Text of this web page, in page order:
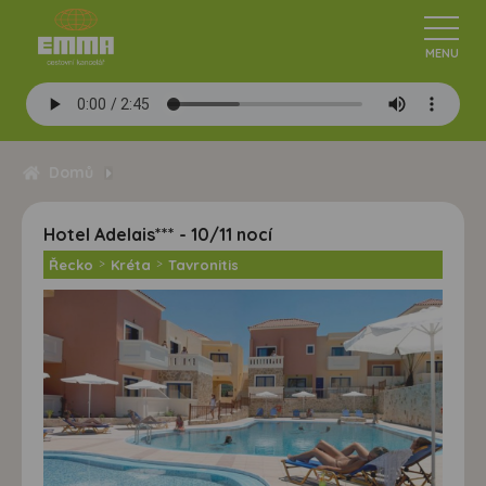
Hotel Adelais*** - 10/11 nocí
Řecko > Kréta > Tavronitis